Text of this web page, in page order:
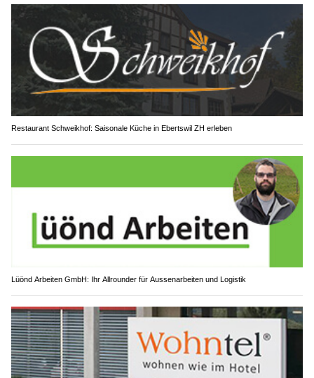
Restaurant Schweikhof: Saisonale Küche in Ebertswil ZH erleben
Lüönd Arbeiten GmbH: Ihr Allrounder für Aussenarbeiten und Logistik